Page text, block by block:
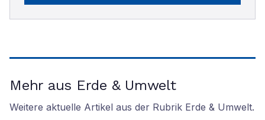
Mehr aus Erde & Umwelt
Weitere aktuelle Artikel aus der Rubrik Erde & Umwelt.